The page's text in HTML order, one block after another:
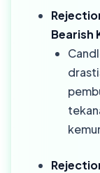
Bearish